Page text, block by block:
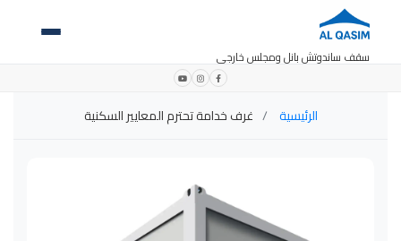
سقف ساندوتش بانل ومجلس خارجي
الرئيسية غرف خدامة تحترم المعايير السكنية